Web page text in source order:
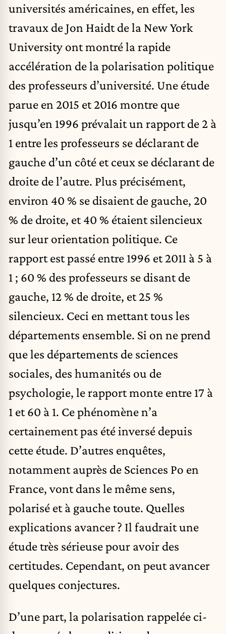
universités américaines, en effet, les
travaux de Jon Haidt de la New York
University ont montré la rapide
accélération de la polarisation politique
des professeurs d’université. Une étude
parue en 2015 et 2016 montre que
jusqu’en 1996 prévalait un rapport de 2 à
1 entre les professeurs se déclarant de
gauche d’un côté et ceux se déclarant de
droite de l’autre. Plus précisément,
environ 40 % se disaient de gauche, 20
% de droite, et 40 % étaient silencieux
sur leur orientation politique. Ce
rapport est passé entre 1996 et 2011 à 5 à
1 ; 60 % des professeurs se disant de
gauche, 12 % de droite, et 25 %
silencieux. Ceci en mettant tous les
départements ensemble. Si on ne prend
que les départements de sciences
sociales, des humanités ou de
psychologie, le rapport monte entre 17 à
1 et 60 à 1. Ce phénomène n’a
certainement pas été inversé depuis
cette étude. D’autres enquêtes,
notamment auprès de Sciences Po en
France, vont dans le même sens,
polarisé et à gauche toute. Quelles
explications avancer ? Il faudrait une
étude très sérieuse pour avoir des
certitudes. Cependant, on peut avancer
quelques conjectures.
D’une part, la polarisation rappelée ci-